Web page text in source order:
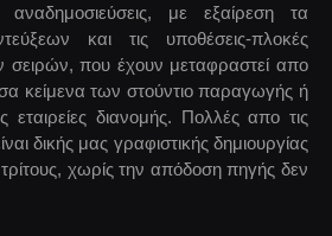
με εξαίρεση τα
και τις υποθέσεις-πλοκές
σειρών, που έχουν μεταφραστεί απο
κείμενα των στούντιο παραγωγής ή
εταιρείες διανομής. Πολλές απο τις
δικής μας γραφιστικής δημιουργίας
χωρίς την απόδοση πηγής δεν